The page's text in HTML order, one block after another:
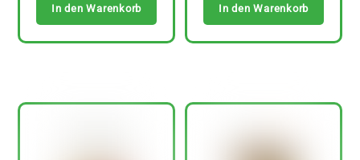
In den Warenkorb In den Warenkorb